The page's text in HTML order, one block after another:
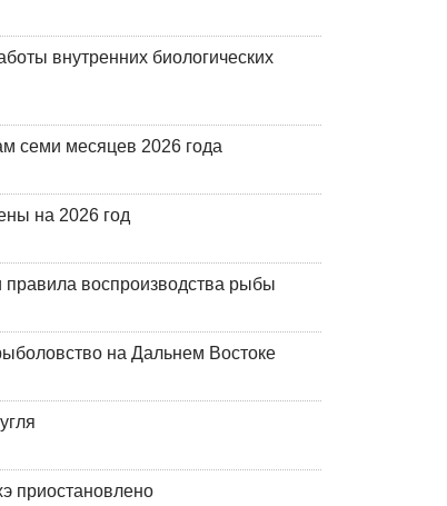
внутренних биологических
семи месяцев 2026 года
на 2026 год
воспроизводства рыбы
на Дальнем Востоке
приостановлено